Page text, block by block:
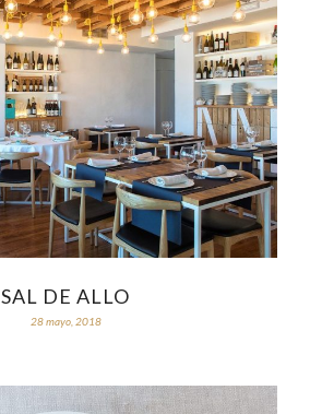
SAL DE ALLO
28 mayo, 2018